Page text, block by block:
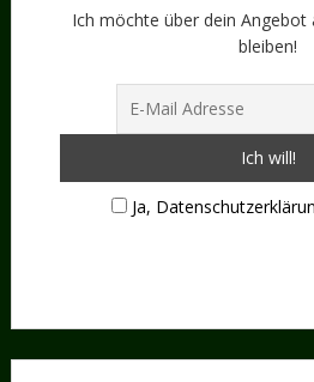
Ich möchte über dein
bleiben!
Ja,